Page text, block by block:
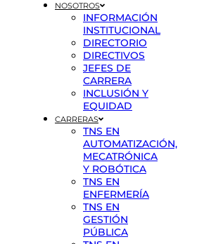
NOSOTROS
INFORMACIÓN
INSTITUCIONAL
DIRECTORIO
DIRECTIVOS
JEFES DE
CARRERA
INCLUSIÓN Y
EQUIDAD
CARRERAS
TNS EN
AUTOMATIZACIÓN,
MECATRÓNICA
Y ROBÓTICA
TNS EN
ENFERMERÍA
TNS EN
GESTIÓN
PÚBLICA